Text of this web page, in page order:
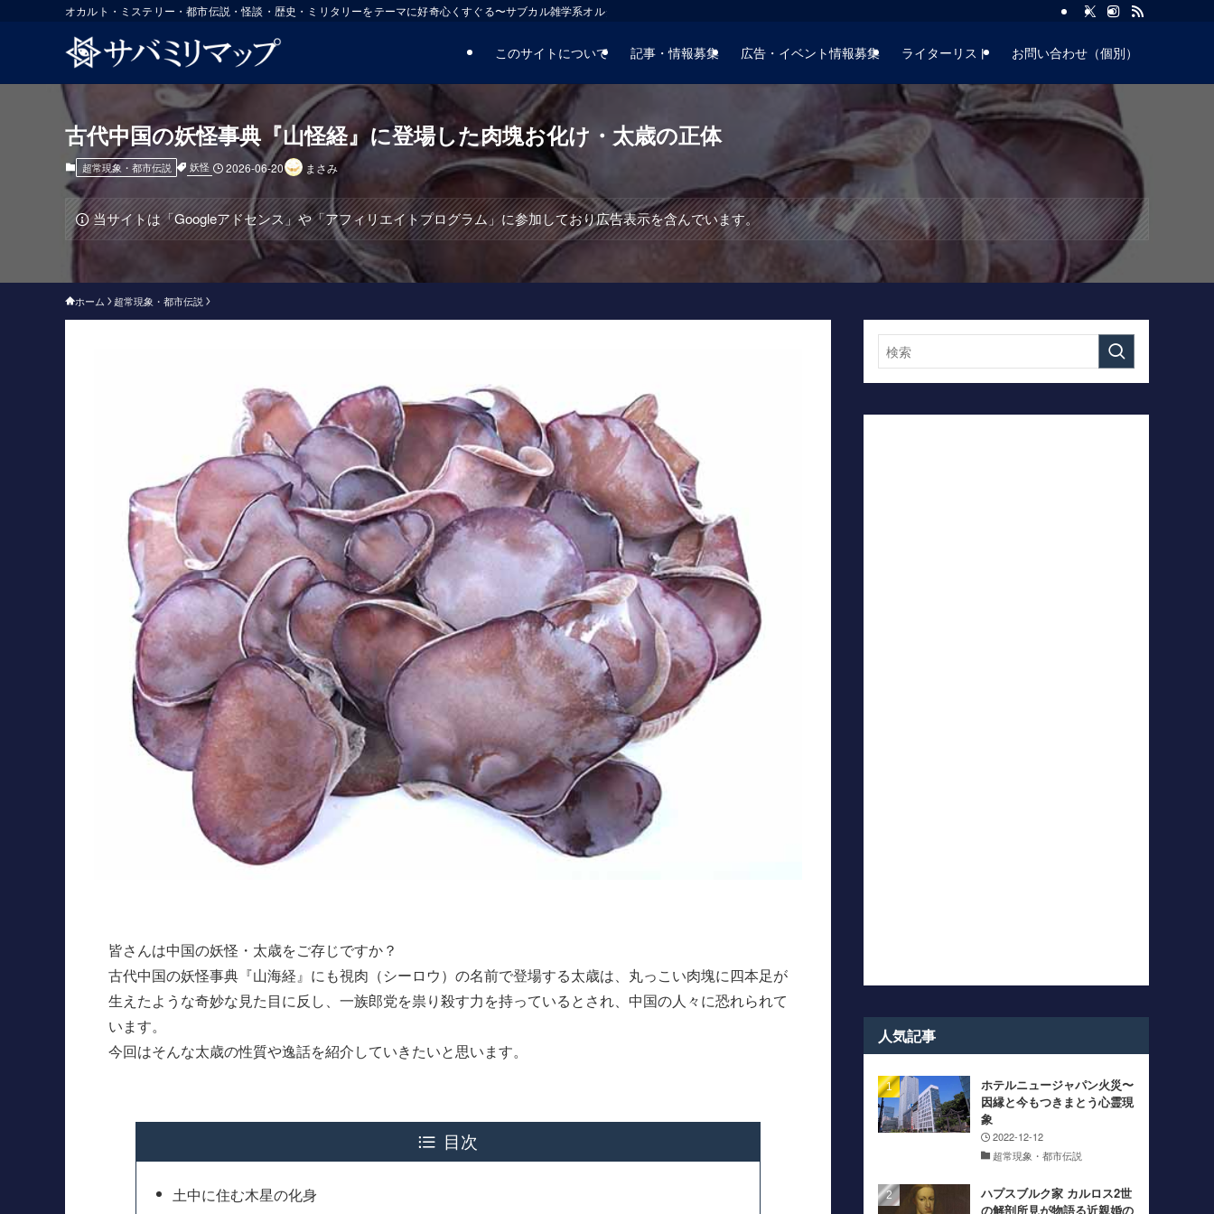
オカルト・ミステリー・都市伝説・怪談・歴史・ミリタリーをテーマに好奇心くすぐる〜サブカル雑学系オルタナティブサイト
このサイトについて 記事・情報募集 広告・イベント情報募集 ライターリスト お問い合わせ（個別）
古代中国の妖怪事典『山怪経』に登場した肉塊お化け・太歳の正体
超常現象・都市伝説 妖怪 2026-06-20 まさみ
当サイトは「Googleアドセンス」や「アフィリエイトプログラム」に参加しており広告表示を含んでいます。
ホーム 超常現象・都市伝説
皆さんは中国の妖怪・太歳をご存じですか？
古代中国の妖怪事典『山海経』にも視肉（シーロウ）の名前で登場する太歳は、丸っこい肉塊に四本足が
生えたような奇妙な見た目に反し、一族郎党を祟り殺す力を持っているとされ、中国の人々に恐れられて
います。
今回はそんな太歳の性質や逸話を紹介していきたいと思います。
目次
土中に住む木星の化身
人気記事
ホテルニュージャパン火災〜
因縁と今もつきまとう心霊現
象
2022-12-12
超常現象・都市伝説
ハプスブルク家 カルロス2世
の解剖所見が物語る近親婚の